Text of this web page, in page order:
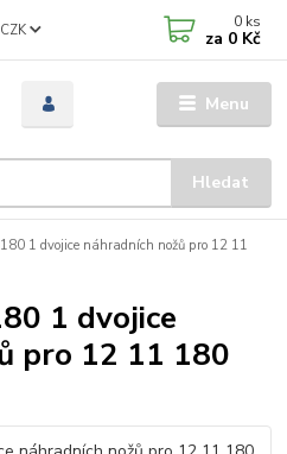
Menu
CZK
Hledat
0 ks
za 0 Kč
1 dvojice náhradních nožů pro 12 11
1 dvojice
pro 12 11 180